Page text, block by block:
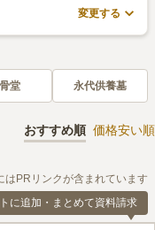
変更する
堂 永代供養墓
おすすめ順 価格安い順
PRリンクが含まれています
に追加・まとめて資料請求